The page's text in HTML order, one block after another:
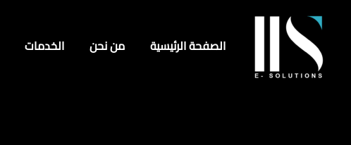
الصفحة الرئيسية من نحن الخدمات